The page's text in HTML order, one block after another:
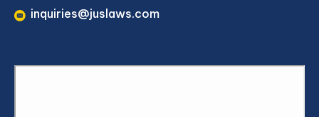
inquiries@juslaws.com